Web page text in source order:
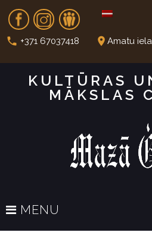
t
Fb In Dr
call +371 67037418 place Amatu iela
KULTŪRAS
MĀKSLAS
MENU